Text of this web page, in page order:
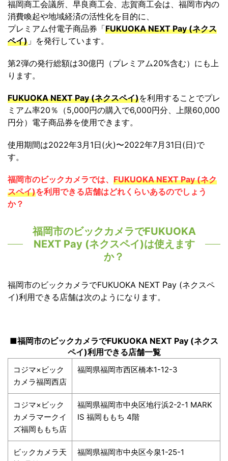
福岡商工会議所、早良商工会、志賀商工会は、福岡市内の
消費喚起や地域経済の活性化を目的に、
プレミアム付電子商品券「FUKUOKA NEXT Pay (ネクス
ペイ) 」を発行しています。
第2弾の発行総額は30億円（プレミアム20%含む）にも上
ります。
FUKUOKA NEXT Pay (ネクスペイ)を利用することでプレ
ミアム率20％（5,000円の購入で6,000円分、上限60,000
円分）電子商品券を使用できます。
使用期間は2022年3月1日(火)〜2022年7月31日(日)で
す。
福岡市のビックカメラでは、 FUKUOKA NEXT Pay (ネク
スペイ)を利用できる店舗はどれくらいあるのでしょう
か？
福岡市のビックカメラでFUKUOKA
NEXT Pay (ネクスペイ)は使えます
か？
福岡市のビックカメラでFUKUOKA NEXT Pay (ネクスペ
イ)利用できる店舗は次のようになります。
■福岡市のビックカメラでFUKUOKA NEXT Pay (ネクス
ペイ)利用できる店舗一覧
コジマ×ビック
カメラ福岡西店
福岡県福岡市西区橋本1-12-3
コジマ×ビック
カメラマークイ
ズ福岡ももち店
福岡県福岡市中央区地行浜2-2-1 MARK
IS 福岡ももち 4階
ビックカメラ天
福岡県福岡市中央区今泉1-25-1